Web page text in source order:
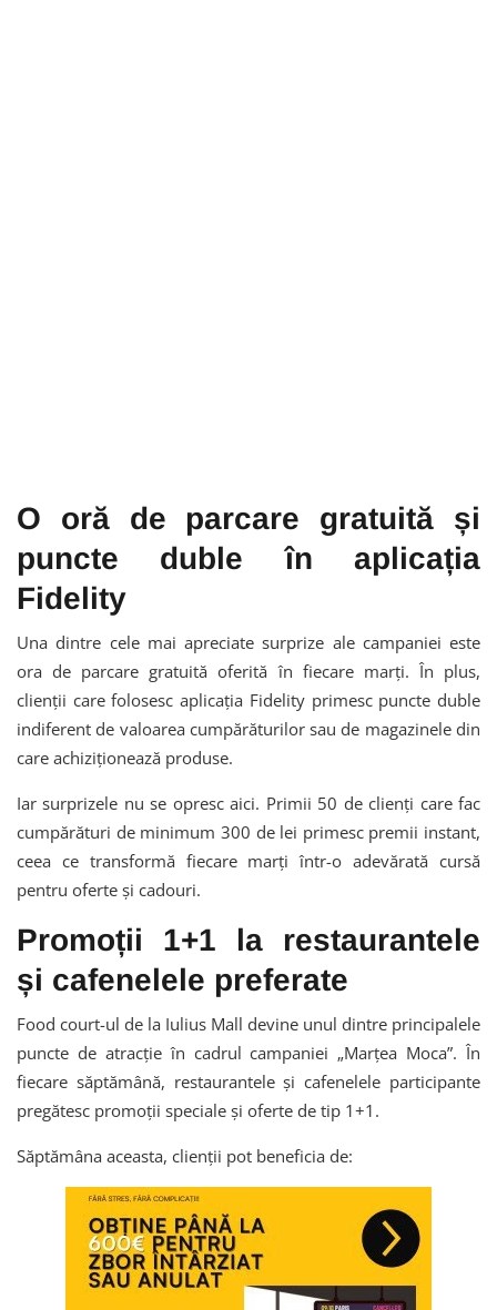
O oră de parcare gratuită și
puncte duble în aplicația
Fidelity
Una dintre cele mai apreciate surprize ale campaniei este
ora de parcare gratuită oferită în fiecare marți. În plus,
clienții care folosesc aplicația Fidelity primesc puncte duble
indiferent de valoarea cumpărăturilor sau de magazinele din
care achiziționează produse.
Iar surprizele nu se opresc aici. Primii 50 de clienți care fac
cumpărături de minimum 300 de lei primesc premii instant,
ceea ce transformă fiecare marți într-o adevărată cursă
pentru oferte și cadouri.
Promoții 1+1 la restaurantele
și cafenelele preferate
Food court-ul de la Iulius Mall devine unul dintre principalele
puncte de atracție în cadrul campaniei „Marțea Moca”. În
fiecare săptămână, restaurantele și cafenelele participante
pregătesc promoții speciale și oferte de tip 1+1.
Săptămâna aceasta, clienții pot beneficia de: